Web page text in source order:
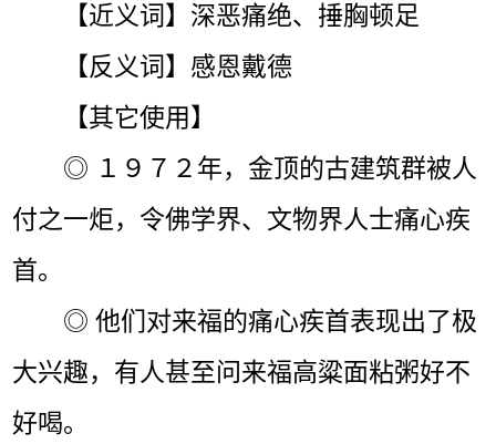
【近义词】深恶痛绝、捶胸顿足
【反义词】感恩戴德
【其它使用】
◎ １９７２年，金顶的古建筑群被人
付之一炬，令佛学界、文物界人士痛心疾
首。
◎ 他们对来福的痛心疾首表现出了极
大兴趣，有人甚至问来福高粱面粘粥好不
好喝。